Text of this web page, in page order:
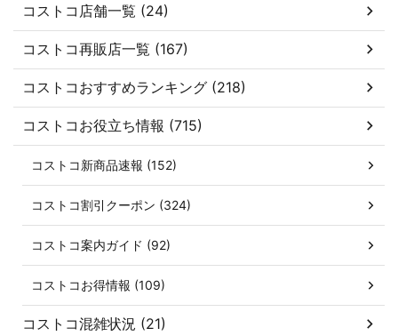
コストコ店舗一覧 (24)
コストコ再販店一覧 (167)
コストコおすすめランキング (218)
コストコお役立ち情報 (715)
コストコ新商品速報 (152)
コストコ割引クーポン (324)
コストコ案内ガイド (92)
コストコお得情報 (109)
コストコ混雑状況 (21)